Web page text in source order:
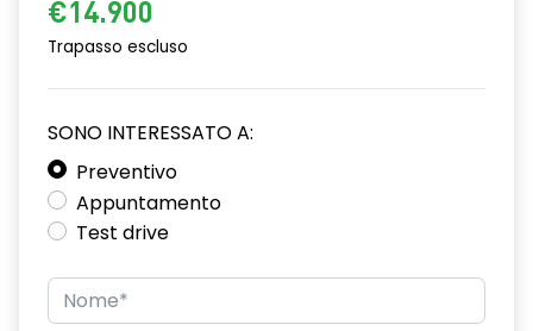
€14.900
Trapasso escluso
SONO INTERESSATO A:
Preventivo
Appuntamento
Test drive